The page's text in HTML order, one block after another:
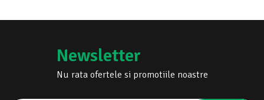
Newsletter
Nu rata ofertele si promotiile noastre